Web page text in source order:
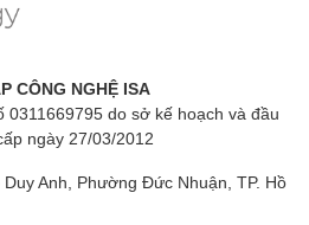
CÔNG NGHỆ ISA
0311669795 do sở kế hoạch và đầu
ngày 27/03/2012
Anh, Phường Đức Nhuận, TP. Hồ